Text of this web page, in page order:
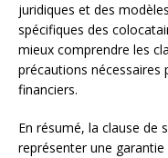
juridiques et des
spécifiques des
mieux comprendre les
précautions
financiers.
En résumé, la clause de
représenter une